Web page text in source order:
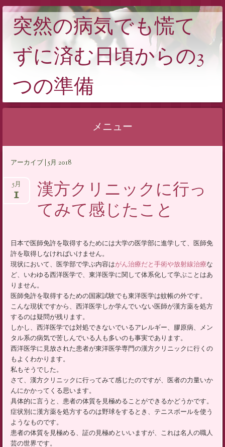
突然の病気でも慌て
ずに済む日頃からの3
つの準備
メニュー
アーカイブ | 5月 2018
漢方クリニックに行っ
てみて感じたこと
5月
1
日本で医師免許を取得するためには大学の医学部に進学して、医師免
許を取得しなければいけません。
現状において、医学部で学ぶ内容はがん治療だと手術や放射線治療な
ど、いわゆる西洋医学で、東洋医学に関して体系化して学ぶことはあ
りません。
医師免許を取得するための国家試験でも東洋医学は蚊帳の外です。
こんな現状ですから、西洋医学しか学んでいない医師が漢方薬を処方
するのは疑問が残ります。
しかし、西洋医学では対処できないでいるアレルギー、膠原病、メン
タル系の病気で苦しんでいる人も多いのも事実であります。
西洋医学に見放された患者が東洋医学専門の漢方クリニックに行くの
もよくわかります。
私もそうでした。
さて、漢方クリニックに行ってみて感じたのですが、医者の力量いか
んにかかってくる思います。
具体的に言うと、患者の体質を見極めることができるかどうかです。
症状別に漢方薬を処方するのは野球をするとき、テニスボールを使う
ようなものです。
患者の体質を見極める、証の見極めといいますが、これは名人の職人
芸の世界です。